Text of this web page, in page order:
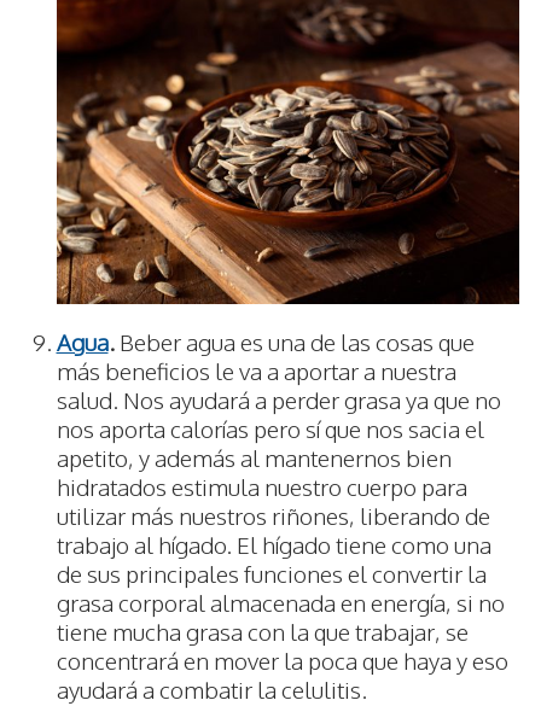
Agua.Beber agua es una de las cosas que
más beneficios le va a aportar a nuestra
salud. Nos ayudará a perder grasa ya que no
nos aporta calorías pero sí que nos sacia el
apetito, y además al mantenernos bien
hidratados estimula nuestro cuerpo para
utilizar más nuestros riñones, liberando de
trabajo al hígado. El hígado tiene como una
de sus principales funciones el convertir la
grasa corporal almacenada en energía, si no
tiene mucha grasa con la que trabajar, se
concentrará en mover la poca que haya y eso
ayudará a combatir la celulitis.